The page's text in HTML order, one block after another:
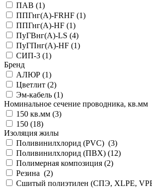
ПАВ (1)
ППГнг(А)-FRHF (1)
ППГнг(А)-HF (1)
ПуГВнг(А)-LS (4)
ПуГПнг(А)-HF (1)
СИП-3 (1)
Бренд
АЛЮР (1)
Цветлит (2)
Эм-кабель (1)
Номинальное сечение проводника, кв.мм
150 кв.мм (3)
150 (18)
Изоляция жилы
Поливинилхлорид (PVC) (3)
Поливинилхлорид (ПВХ) (12)
Полимерная композиция (2)
Резина (2)
Сшитый полиэтилен (СПЭ, XLPE,